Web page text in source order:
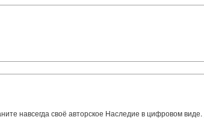
навсегда своё авторское Наследие в цифровом виде.